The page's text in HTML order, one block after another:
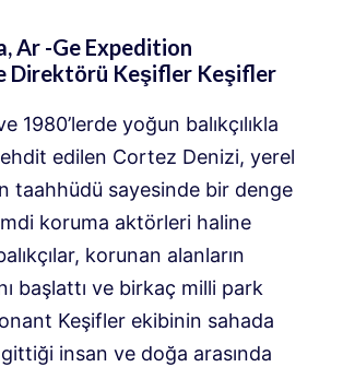
Ar -Ge Expedition
Direktörü Keşifler Keşifler
1980’lerde yoğun balıkçılıkla
edilen Cortez Denizi, yerel
taahhüdü sayesinde bir denge
koruma aktörleri haline
korunan alanların
başlattı ve birkaç milli park
Keşifler ekibinin sahada
insan ve doğa arasında